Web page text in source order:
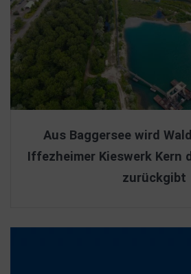
Aus Baggersee wird
Iffezheimer Kieswerk Kern
zurückgibt